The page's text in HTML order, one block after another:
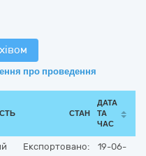
про проведення
СТАН
ДАТА
ТА
ЧАС
Експортовано:
19-06-